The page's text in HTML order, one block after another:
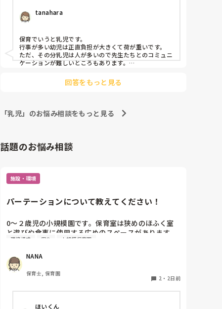
tanahara
保育でいうと乳児です。
行事が多い幼児は正直負担が大きくて荷が重いです。
ただ、その分乳児は人が多いので先生たちとのコミュニ
ケーションが難しいところもあります。
回答をもっと見る
「乳児」のお悩み相談をもっと見る
話題のお悩み相談
施設・環境
パーテーションについて教えてください！
0〜２歳児の小規模園です。保育室は狭めのほふく室
と遊びや食事に使用する広めのスペースがあります。
広すぎると走り回ったりして落ち着かないので、活動
テーションがウレタンのような素材で軽いので、ちょ
っと体が当たると倒れたり、つかまり立ちが不安定な
子にとっては共倒れになったりで危険です。かと言っ
て固定してしまうと活動によって柔軟に移動すること
環境構成 安全 小規模保育園
NANA
保育士, 保育園
2 ・ 2日前
ほいくん